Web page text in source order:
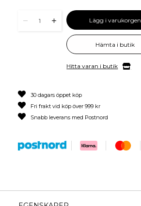
1 Lägg i varukorgen
Hämta i butik
Hitta varan i butik
30 dagars öppet köp
Fri frakt vid köp över 999 kr
Snabb leverans med Postnord